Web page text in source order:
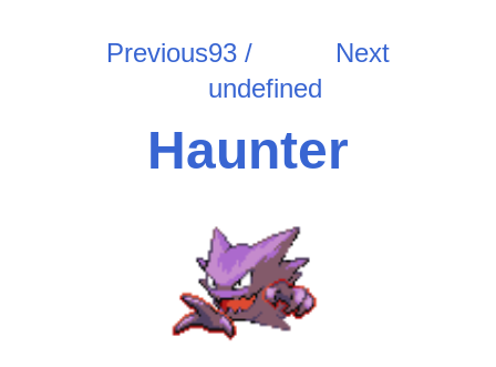
Previous93 /
undefined
Next
Haunter